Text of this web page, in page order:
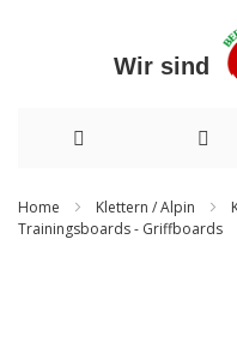
Wir
zum
Home Klettern / Alpin
Trainingsboards - Griffboards